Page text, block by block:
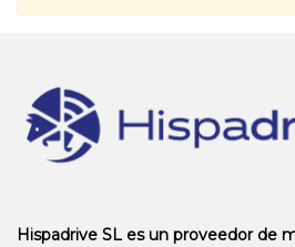
Hispadrive SL es un proveedor de